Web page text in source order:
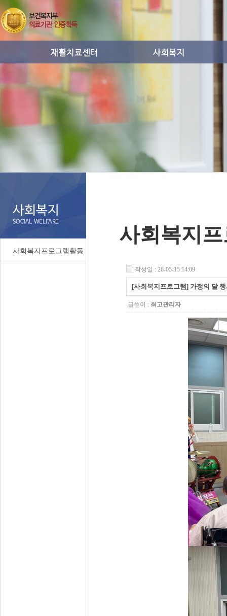
작업치료
사회복지프로그램활동
사회복지
작성일 : 26-05-15 14:09
[사회복지프로그램] 가정의 달 행
글쓴이 : 최고관리자